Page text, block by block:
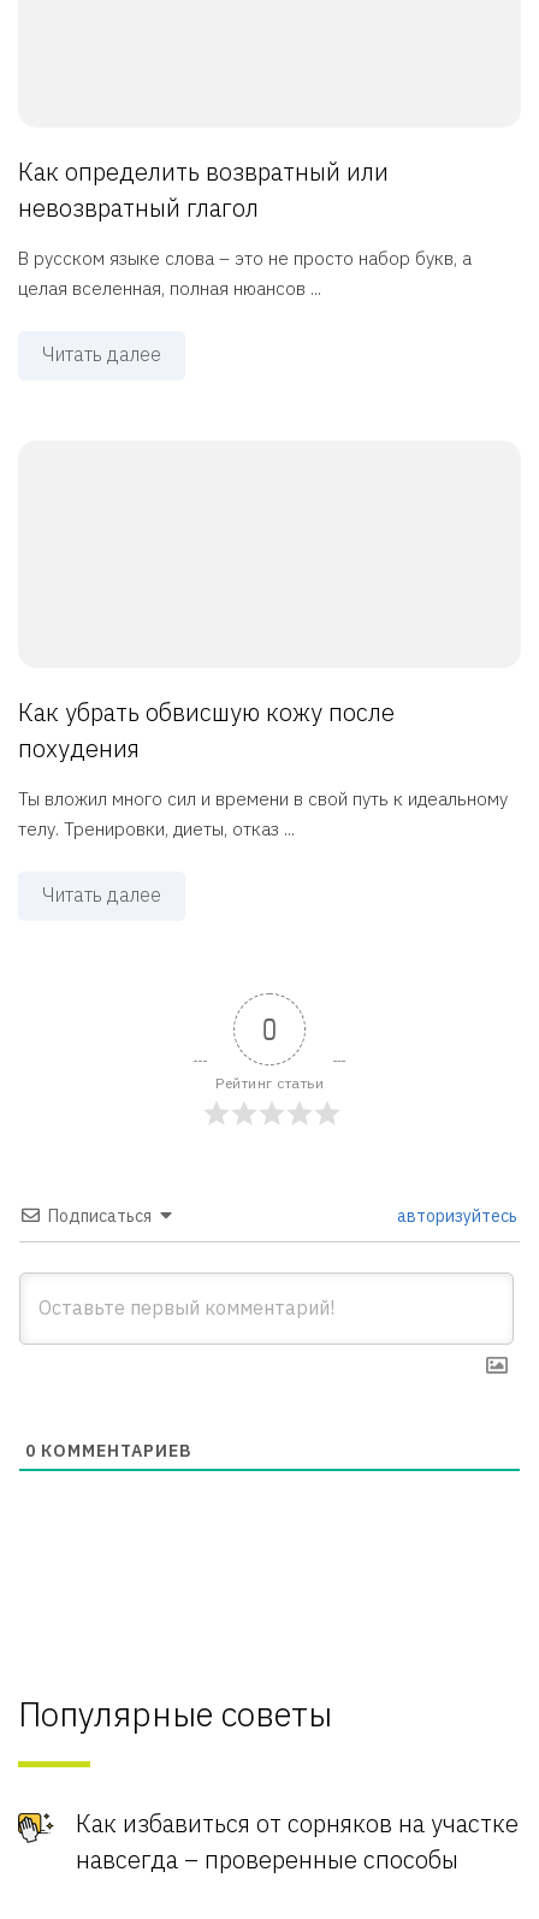
Как определить возвратный или
невозвратный глагол
В русском языке слова – это не просто набор букв, а
целая вселенная, полная нюансов ...
Читать далее
Как убрать обвисшую кожу после
похудения
Ты вложил много сил и времени в свой путь к идеальному
телу. Тренировки, диеты, отказ ...
Читать далее
0
Рейтинг статьи
Подписаться авторизуйтесь
0 КОММЕНТАРИЕВ
Популярные советы
Как избавиться от сорняков на участке
навсегда – проверенные способы